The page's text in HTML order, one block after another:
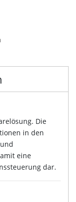
Die
in den
eine
dar.